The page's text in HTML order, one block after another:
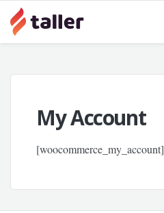
My Account
[woocommerce_my_account]